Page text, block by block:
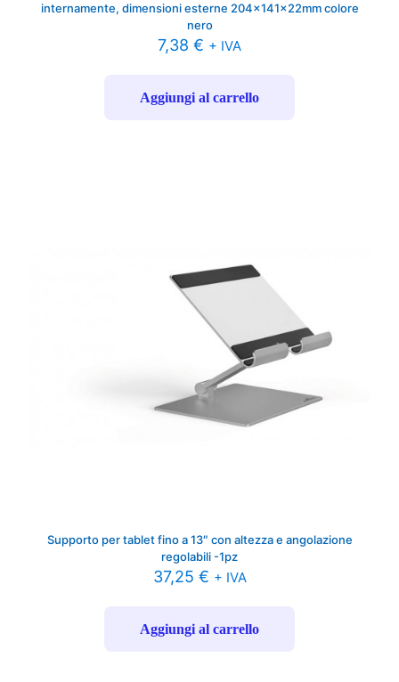
internamente, dimensioni esterne 204x141x22mm colore
nero
7,38 € + IVA
Aggiungi al carrello
Supporto per tablet fino a 13″ con altezza e angolazione
regolabili -1pz
37,25 € + IVA
Aggiungi al carrello